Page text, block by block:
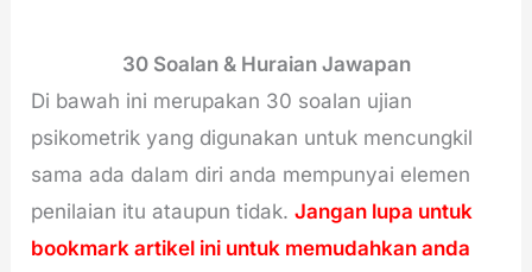
30 Soalan & Huraian Jawapan
Di bawah ini merupakan 30 soalan ujian
psikometrik yang digunakan untuk mencungkil
sama ada dalam diri anda mempunyai elemen
penilaian itu ataupun tidak.Jangan lupa untuk
bookmark artikel ini untuk memudahkan anda